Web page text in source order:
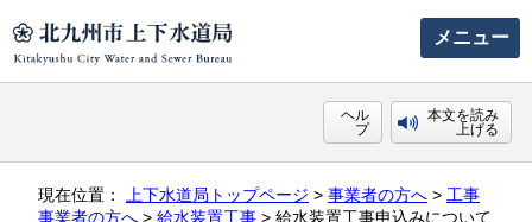
メニュー
ヘル
プ
本文を読み
上げる
現在位置： 上下水道局トップページ > 事業者の方へ > 工事
事業者の方へ > 給水装置工事 > 給水装置工事申込みについて